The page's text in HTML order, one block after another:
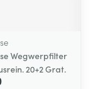
Wegwerpfilter
20+2 Grat.